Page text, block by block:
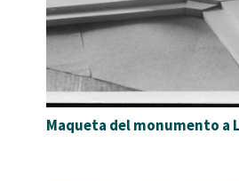
Maqueta del monumento a